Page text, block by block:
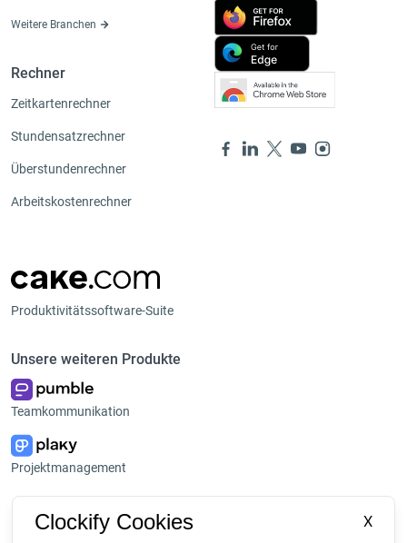
Weitere Branchen
Rechner
Zeitkartenrechner
Stundensatzrechner
Überstundenrechner
Arbeitskostenrechner
Produktivitätssoftware-Suite
Unsere weiteren Produkte
Teamkommunikation
Projektmanagement
Plattform
Clockify Cookies
X